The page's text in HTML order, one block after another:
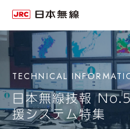
日本無線技報
援システム特集